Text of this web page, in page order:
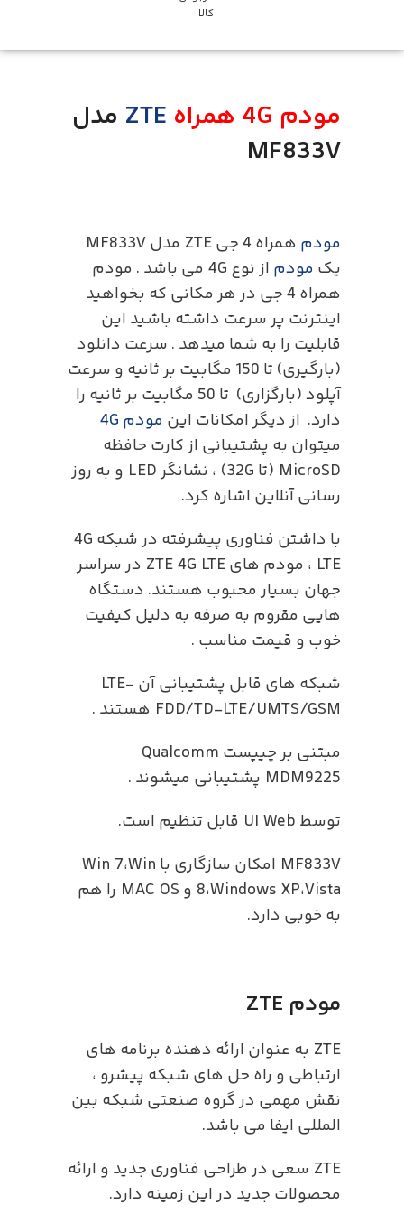
کالا
مودم 4G همراه ZTE مدل
MF833V
مودم
همراه 4 جی ZTE مدل MF833V
یک مودم
از نوع 4G می باشد . مودم
همراه 4 جی در هر مکانی که بخواهید
اینترنت پر سرعت داشته باشید این
قابلیت را به شما میدهد . سرعت دانلود
(بارگیری) تا 150 مگابیت بر ثانیه و سرعت
آپلود (بارگزاری) تا 50 مگابیت بر ثانیه را
دارد. از دیگر امکانات این مودم 4G
میتوان به پشتیبانی از کارت حافظه
MicroSD (تا 32G) ، نشانگر LED و به روز
رسانی آنلاین اشاره کرد.
با داشتن فناوری پیشرفته در شبکه 4G
LTE ، مودم های ZTE 4G LTE در سراسر
جهان بسیار محبوب هستند. دستگاه
هایی مقروم به صرفه به دلیل کیفیت
خوب و قیمت مناسب .
شبکه های قابل پشتیبانی آن LTE-
FDD/TD-LTE/UMTS/GSM هستند .
مبتنی بر چیپست Qualcomm
MDM9225 پشتیبانی میشوند .
توسط UI Web قابل تنظیم است.
MF833V امکان سازگاری با Win 7،Win
8،Windows XP،Vista و MAC OS را هم
به خوبی دارد.
مودم ZTE
ZTE به عنوان ارائه دهنده برنامه های
ارتباطی و راه حل های شبکه پیشرو ،
نقش مهمی در گروه صنعتی شبکه بین
المللی ایفا می باشد.
ZTE سعی در طراحی فناوری جدید و ارائه
محصولات جدید در این زمینه دارد.